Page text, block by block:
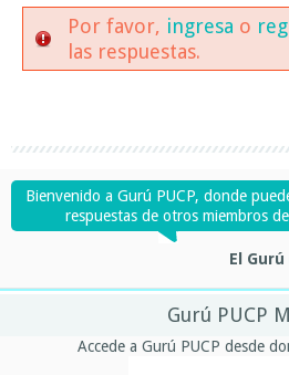
Por favor, ingresa o
las respuestas.
Bienvenido a Gurú PUCP, donde
respuestas de otros miembros
El Gurú
Gurú PUCP
Accede a Gurú PUCP desde